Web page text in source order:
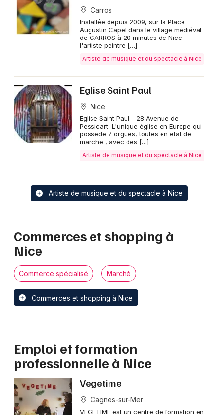
Carros
Installée depuis 2009, sur la Place
Augustin Capel dans le village médiéval
de CARROS à 20 minutes de Nice
l'artiste peintre […]
Artiste de musique et du spectacle à Nice
Eglise Saint Paul
Nice
Eglise Saint Paul - 28 Avenue de
Pessicart L'unique église en Europe qui
posséde 7 orgues, toutes en état de
marche , avec des […]
Artiste de musique et du spectacle à Nice
Artiste de musique et du spectacle à Nice
Commerces et shopping à
Nice
Commerce spécialisé Marché
Commerces et shopping à Nice
Emploi et formation
professionnelle à Nice
Vegetime
Cagnes-sur-Mer
VEGETIME est un centre de formation en